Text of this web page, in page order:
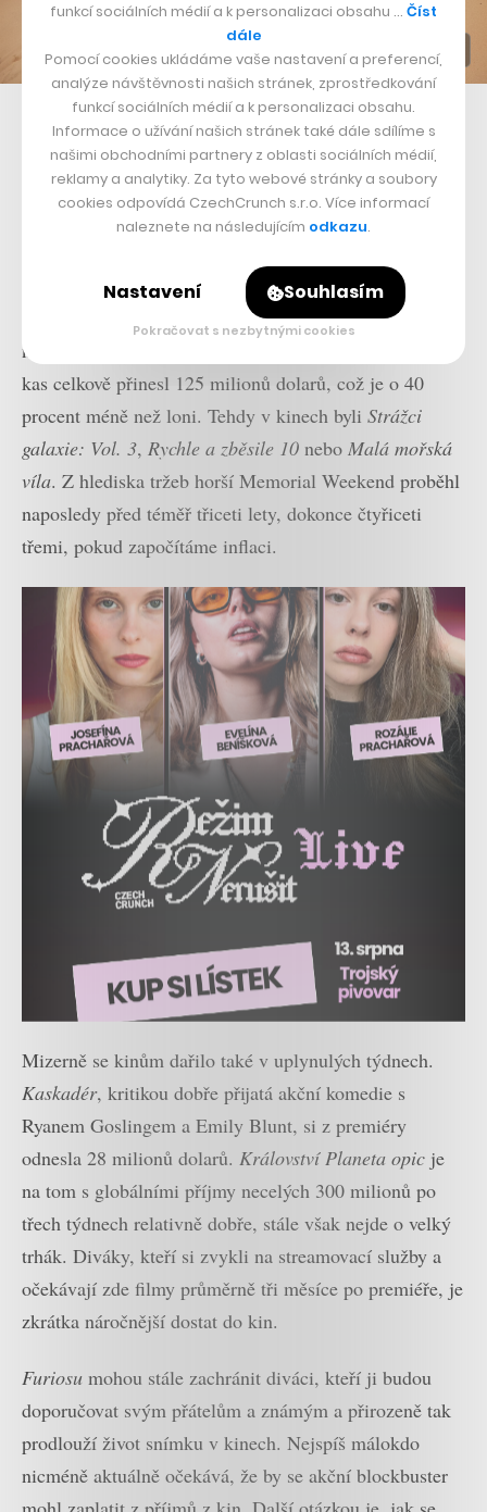
Chris Hemsworth jako Lord Dementus ve filmu Furiosa: Sága Šíleného
Maxe
Důležité nicméně nejspíš jsou také změny chování
publika po pandemii. Mizerně se v uplynulém víkendu
nízká. Zvlášť je to viditelné ve Spojených státech, kde
proběhl takzvaný Memorial Weekend, pro kina typicky
náležící mezi ty nejvýdělečnější v roce. Ten letošní do
kas celkově přinesl 125 milionů dolarů, což je o 40
procent méně než loni. Tehdy v kinech byli Strážci
galaxie: Vol. 3, Rychle a zběsile 10 nebo Malá mořská
víla. Z hlediska tržeb horší Memorial Weekend proběhl
naposledy před téměř třiceti lety, dokonce čtyřiceti
třemi, pokud započítáme inflaci.
Mizerně se kinům dařilo také v uplynulých týdnech.
Kaskadér, kritikou dobře přijatá akční komedie s
Ryanem Goslingem a Emily Blunt, si z premiéry
odnesla 28 milionů dolarů. Království Planeta opic je
na tom s globálními příjmy necelých 300 milionů po
třech týdnech relativně dobře, stále však nejde o velký
trhák. Diváky, kteří si zvykli na streamovací služby a
očekávají zde filmy průměrně tři měsíce po premiéře, je
zkrátka náročnější dostat do kin.
Furiosu mohou stále zachránit diváci, kteří ji budou
doporučovat svým přátelům a známým a přirozeně tak
prodlouží život snímku v kinech. Nejspíš málokdo
nicméně aktuálně očekává, že by se akční blockbuster
funkcí sociálních médií a k personalizaci obsahu … Číst
dále
Pomocí cookies ukládáme vaše nastavení a preferencí,
analýze návštěvnosti našich stránek, zprostředkování
funkcí sociálních médií a k personalizaci obsahu.
Informace o užívání našich stránek také dále sdílíme s
našimi obchodními partnery z oblasti sociálních médií,
reklamy a analytiky. Za tyto webové stránky a soubory
cookies odpovídá CzechCrunch s.r.o. Více informací
naleznete na následujícím odkazu.
Nastavení Souhlasím
Pokračovat s nezbytnými cookies